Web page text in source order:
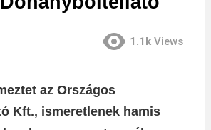
1.1k Views
az Országos
Kft., ismeretlenek hamis